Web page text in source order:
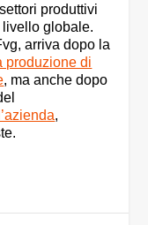
produttivi
globale.
arriva dopo la
produzione di
, ma anche dopo
,